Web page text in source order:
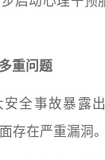
重问题
安全事故暴露
存在严重漏洞。